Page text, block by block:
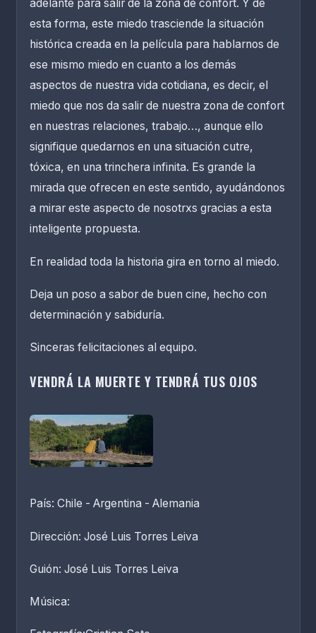
adelante para salir de la zona de confort. Y de
esta forma, este miedo trasciende la situación
histórica creada en la película para hablarnos de
ese mismo miedo en cuanto a los demás
aspectos de nuestra vida cotidiana, es decir, el
miedo que nos da salir de nuestra zona de confort
en nuestras relaciones, trabajo…, aunque ello
signifique quedarnos en una situación cutre,
tóxica, en una trinchera infinita. Es grande la
mirada que ofrecen en este sentido, ayudándonos
a mirar este aspecto de nosotrxs gracias a esta
inteligente propuesta.
En realidad toda la historia gira en torno al miedo.
Deja un poso a sabor de buen cine, hecho con
determinación y sabiduría.
Sinceras felicitaciones al equipo.
VENDRÁ LA MUERTE Y TENDRÁ TUS OJOS
País: Chile - Argentina - Alemania
Dirección: José Luis Torres Leiva
Guión: José Luis Torres Leiva
Música: